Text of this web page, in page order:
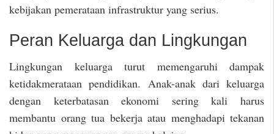
kebijakan pemerataan infrastruktur yang serius.
Peran Keluarga dan Lingkungan
Lingkungan keluarga turut memengaruhi dampak
ketidakmerataan pendidikan. Anak-anak dari keluarga
dengan keterbatasan ekonomi sering kali harus
membantu orang tua bekerja atau menghadapi tekanan